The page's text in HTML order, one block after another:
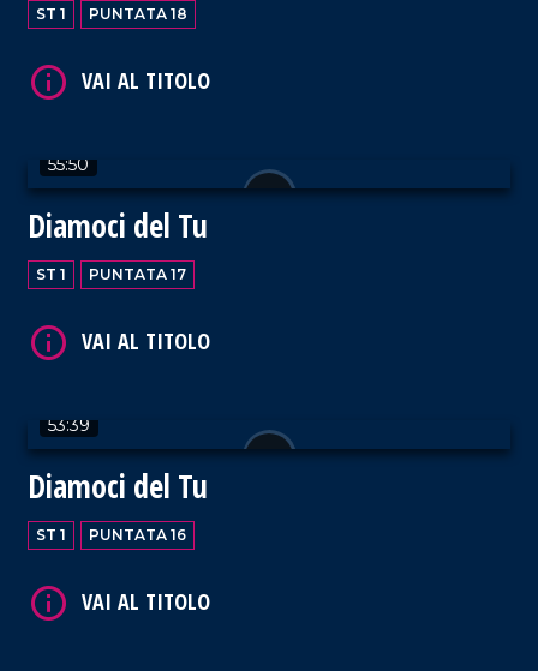
ST 1 PUNTATA 18
55:50
Diamoci del Tu
ST 1 PUNTATA 17
53:39
Diamoci del Tu
ST 1 PUNTATA 16
VAI AL TITOLO
VAI AL TITOLO